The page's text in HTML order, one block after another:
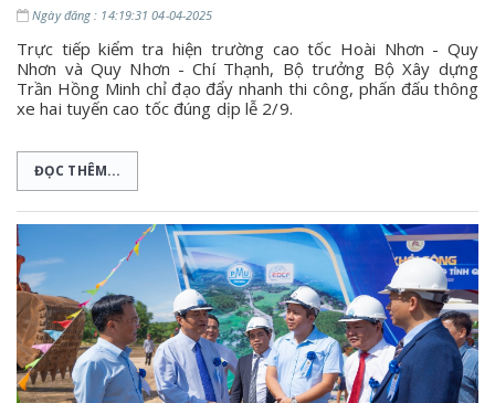
Ngày đăng : 14:19:31 04-04-2025
Trực tiếp kiểm tra hiện trường cao tốc Hoài Nhơn - Quy
Nhơn và Quy Nhơn - Chí Thạnh, Bộ trưởng Bộ Xây dựng
Trần Hồng Minh chỉ đạo đẩy nhanh thi công, phấn đấu thông
xe hai tuyến cao tốc đúng dịp lễ 2/9.
ĐỌC THÊM...